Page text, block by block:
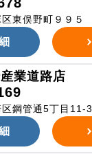
東俣野町９９５
業道路店
鋼管通5丁目11-3